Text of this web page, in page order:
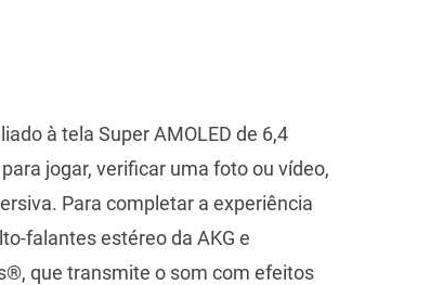
à tela Super AMOLED de 6,4
jogar, verificar uma foto ou vídeo,
Para completar a experiência
falantes estéreo da AKG e
que transmite o som com efeitos